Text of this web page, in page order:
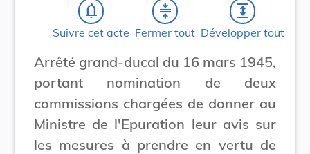
notifications_none
Suivre cet acte
compress
Fermer tout
expand
Développer tout
Arrêté grand-ducal du 16 mars 1945,
portant nomination de deux
commissions chargées de donner au
Ministre de l'Epuration leur avis sur
les mesures à prendre en vertu de